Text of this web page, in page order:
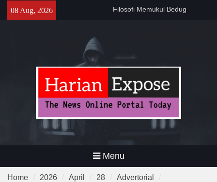
08 Aug, 2026
Sebelum Sholat Jum’at
Lama, DPR Minta Diusut
Tuntas
Menu
Home 2026 April 28
Advertorial